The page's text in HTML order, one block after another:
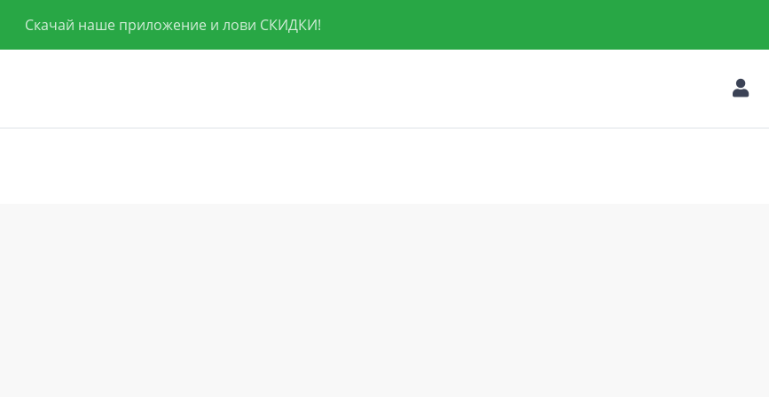
Скачай наше приложение и лови СКИДКИ!